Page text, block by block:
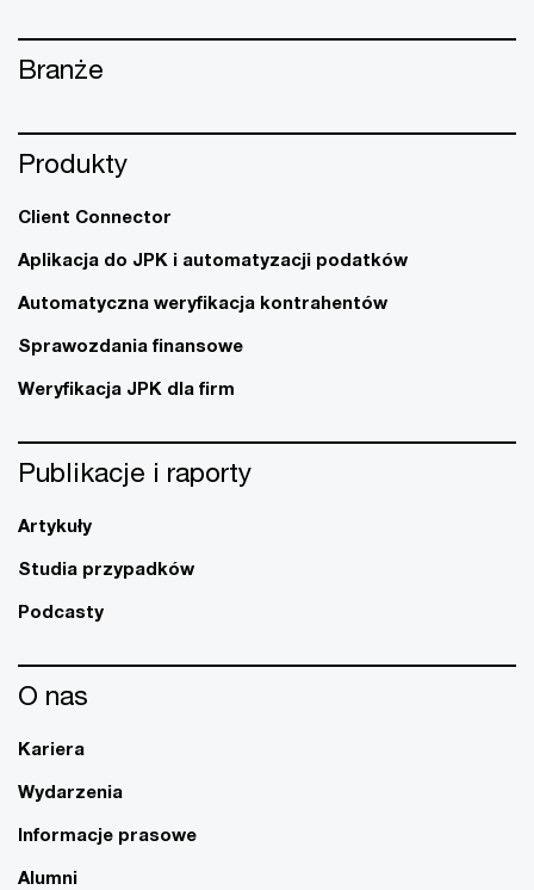
Branże
Produkty
Client Connector
Aplikacja do JPK i automatyzacji podatków
Automatyczna weryfikacja kontrahentów
Sprawozdania finansowe
Weryfikacja JPK dla firm
Publikacje i raporty
Artykuły
Studia przypadków
Podcasty
O nas
Kariera
Wydarzenia
Informacje prasowe
Alumni